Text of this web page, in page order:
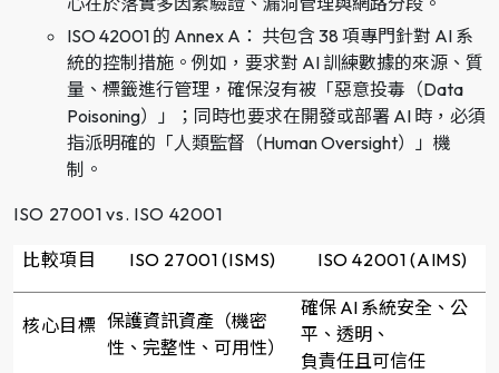
ISO 42001 的 Annex A： 共包含 38 項專門針對 AI 系
統的控制措施。例如，要求對 AI 訓練數據的來源、質
量、標籤進行管理，確保沒有被「惡意投毒（Data
Poisoning）」；同時也要求在開發或部署 AI 時，必須
指派明確的「人類監督（Human Oversight）」機
制。
ISO 27001 vs. ISO 42001
比較項目 ISO 27001 (ISMS) ISO 42001 (AIMS)
核心目標 保護資訊資產（機密
性、完整性、可用性）
確保 AI 系統安全、公
平、透明、
負責任且可信任